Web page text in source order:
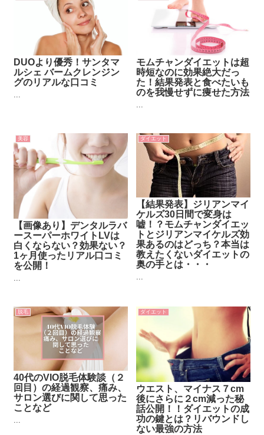
DUOより優秀！サンタマ
ルシェ バームクレンジン
グのリアルな口コミ
...
モムチャンダイエットは超
時短なのに効果絶大だっ
た！結果発表と食べたいも
のを我慢せずに痩せた方法
...
美容
【画像あり】デンタルラバ
ースーパーホワイトLVは
白くならない？効果ない？
1ヶ月使ったリアル口コミ
を公開！
...
ダイエット
【結果発表】ジリアンマイ
ケルズ30日間で変身は
嘘！？モムチャンダイエッ
トとジリアンマイケルズ効
果あるのはどっち？本当は
教えたくないダイエットの
奥の手とは・・・
脱毛
40代のVIO脱毛体験談（２
回目）の経過観察、痛み、
サロン選びに関して思った
ことなど
...
ダイエット
ウエスト、マイナス７cm
後にさらに２cm減った秘
話公開！！ダイエットの成
功の鍵とは？リバウンドし
ない最強の方法